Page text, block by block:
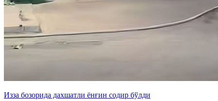
Изза бозорида дахшатли ёнғин содир бўлди